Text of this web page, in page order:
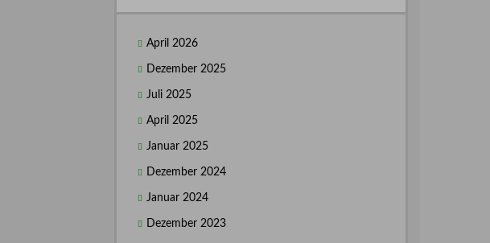
April 2026
Dezember 2025
Juli 2025
April 2025
Januar 2025
Dezember 2024
Januar 2024
Dezember 2023